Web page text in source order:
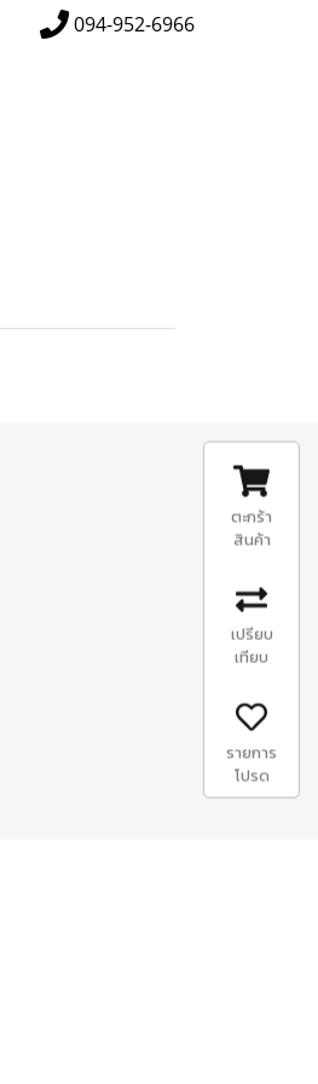
094-952-6966
ตะกร้า
สินค้า
เปรียบ
เทียบ
รายการ
โปรด